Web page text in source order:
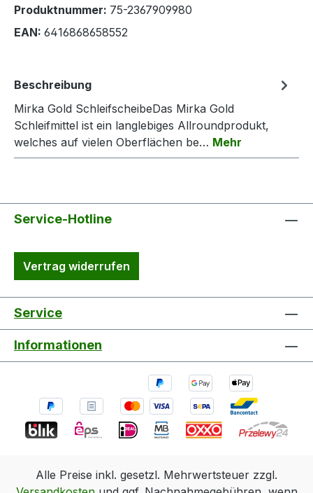
Produktnummer: 75-2367909980
EAN: 6416868658552
Beschreibung
Mirka Gold SchleifscheibeDas Mirka Gold
Schleifmittel ist ein langlebiges Allroundprodukt,
welches auf vielen Oberflächen be… Mehr
Service-Hotline
Vertrag widerrufen
Service
Informationen
Alle Preise inkl. gesetzl. Mehrwertsteuer zzgl.